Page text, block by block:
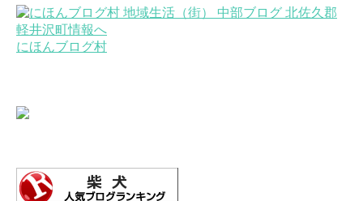
にほんブログ村